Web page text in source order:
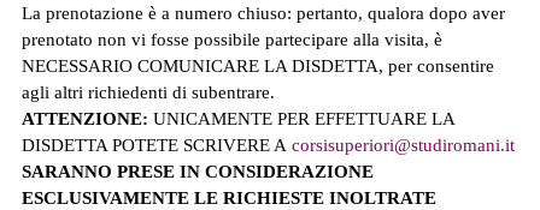
La prenotazione è a numero chiuso: pertanto, qualora dopo aver
prenotato non vi fosse possibile partecipare alla visita, è
NECESSARIO COMUNICARE LA DISDETTA, per consentire
agli altri richiedenti di subentrare.
ATTENZIONE: UNICAMENTE PER EFFETTUARE LA
DISDETTA POTETE SCRIVERE A corsisuperiori@studiromani.it
SARANNO PRESE IN CONSIDERAZIONE
ESCLUSIVAMENTE LE RICHIESTE INOLTRATE